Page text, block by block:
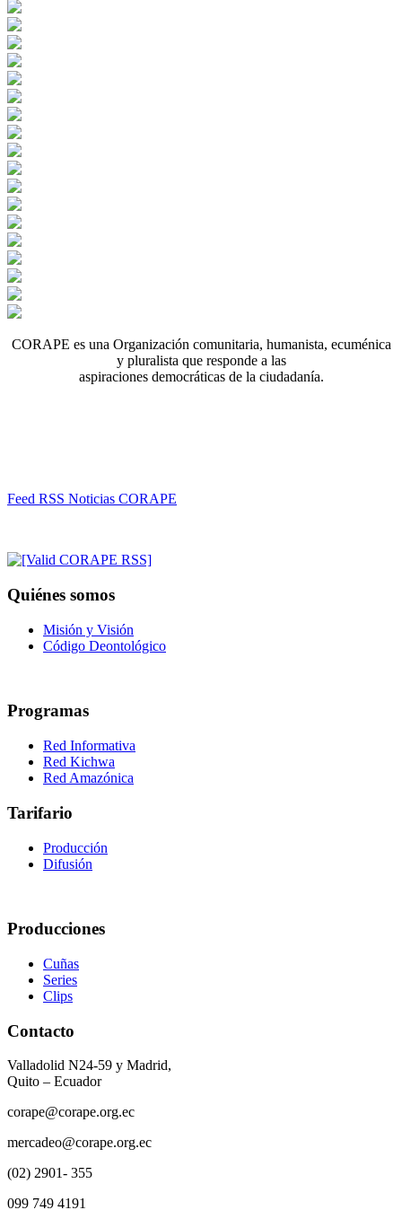
CORAPE es una Organización comunitaria, humanista, ecuménica
y pluralista que responde a las
aspiraciones democráticas de la ciudadanía.
Feed RSS Noticias CORAPE
Quiénes somos
Misión y Visión
Código Deontológico
Programas
Red Informativa
Red Kichwa
Red Amazónica
Tarifario
Producción
Difusión
Producciones
Cuñas
Series
Clips
Contacto
Valladolid N24-59 y Madrid,
Quito – Ecuador
corape@corape.org.ec
mercadeo@corape.org.ec
(02) 2901- 355
099 749 4191